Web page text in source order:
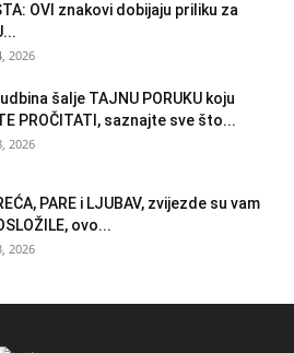
OVI znakovi dobijaju priliku za
2026
šalje TAJNU PORUKU koju
PROČITATI, saznajte sve što...
2026
PARE i LJUBAV, zvijezde su vam
ovo...
2026